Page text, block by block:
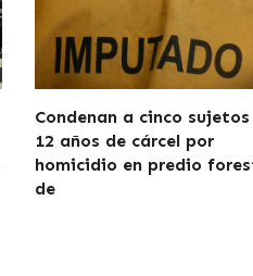
Condenan a cinco
12 años de cárcel por
homicidio en predio
de